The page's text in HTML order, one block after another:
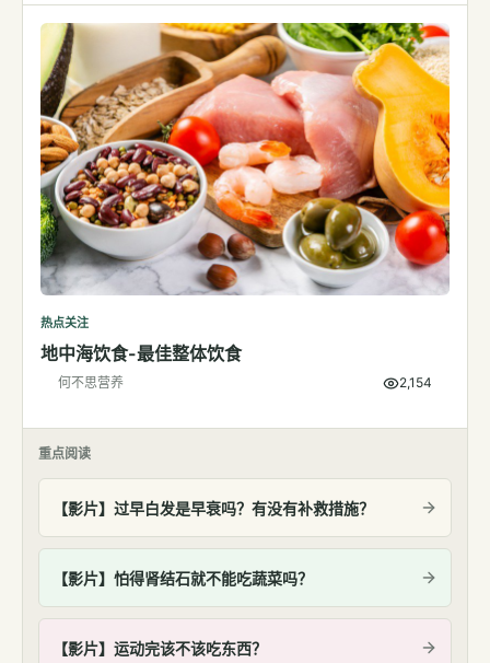
热点关注
地中海饮食-最佳整体饮食
何不思营养 2,154
重点阅读
【影片】过早白发是早衰吗？有没有补救措施？
【影片】怕得肾结石就不能吃蔬菜吗？
【影片】运动完该不该吃东西？